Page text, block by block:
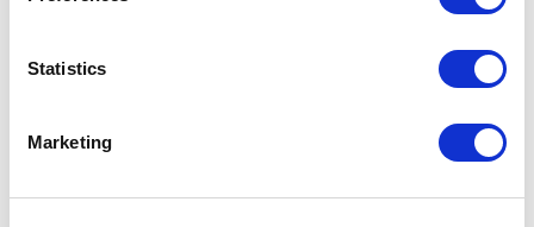
Statistics
Marketing